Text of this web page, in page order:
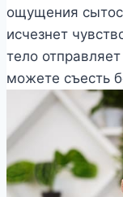
ощущения
исчезнет
тело
можете съесть